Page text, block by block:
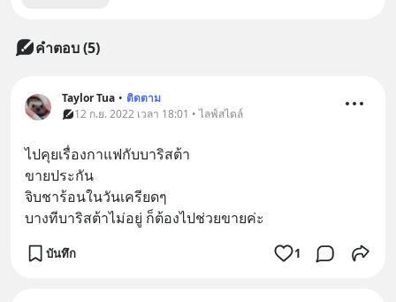
คำตอบ (5)
Taylor Tua • ติดตาม
12 ก.ย. 2022 เวลา 18:01 • ไลฟ์สไตล์
ไปคุยเรื่องกาแฟกับบาริสต้า
ขายประกัน
จิบชาร้อนในวันเครียดๆ
บางทีบาริสต้าไม่อยู่ ก็ต้องไปช่วยขายค่ะ
บันทึก 1